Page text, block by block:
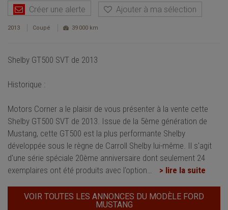
Créer une alerte Ajouter à ma sélection
2013 Coupé 39 000 km
Shelby GT500 SVT de 2013
Historique :
Motors Corner a le plaisir de vous présenter à la vente cette
Shelby GT500 SVT de 2013. Issue de la 5ème génération de
Mustang, cette GT500 est la plus performante Shelby
développée sous le règne de Carroll Shelby lui-même. Il s'agit
d'une série spéciale 20ème anniversaire dont seulement 24
exemplaires ont été produits avec l'option
> lire la suite
VOIR TOUTES LES ANNONCES DU MODÈLE FORD
MUSTANG